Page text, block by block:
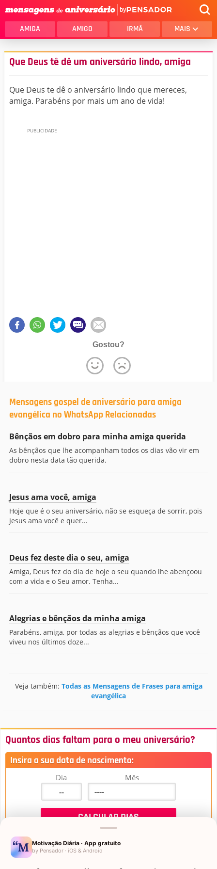
by
AMIGA AMIGO IRMÃ MAIS
Que Deus tê dê um aniversário lindo, amiga
Que Deus te dê o aniversário lindo que mereces,
amiga. Parabéns por mais um ano de vida!
Gostou?
Mensagens gospel de aniversário para amiga
evangélica no WhatsApp Relacionadas
Bênçãos em dobro para minha amiga querida
As bênçãos que lhe acompanham todos os dias vão vir em
dobro nesta data tão querida.
Jesus ama você, amiga
Hoje que é o seu aniversário, não se esqueça de sorrir, pois
Jesus ama você e quer...
Deus fez deste dia o seu, amiga
Amiga, Deus fez do dia de hoje o seu quando lhe abençoou
com a vida e o Seu amor. Tenha...
Alegrias e bênçãos da minha amiga
Parabéns, amiga, por todas as alegrias e bênçãos que você
viveu nos últimos doze...
Veja também: Todas as Mensagens de Frases para amiga
evangélica
Quantos dias faltam para o meu aniversário?
Insira a sua data de nascimento:
Dia Mês
Motivação Diária · App gratuito
by Pensador · iOS & Android